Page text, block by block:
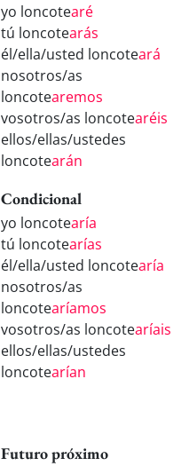
yo loncotearé
tú loncotearás
él/ella/usted loncoteará
nosotros/as
loncotearemos
vosotros/as loncotearéis
ellos/ellas/ustedes
loncotearán
Condicional
yo loncotearía
tú loncotearías
él/ella/usted loncotearía
nosotros/as
loncotearíamos
vosotros/as loncotearíais
ellos/ellas/ustedes
loncotearían
Futuro próximo